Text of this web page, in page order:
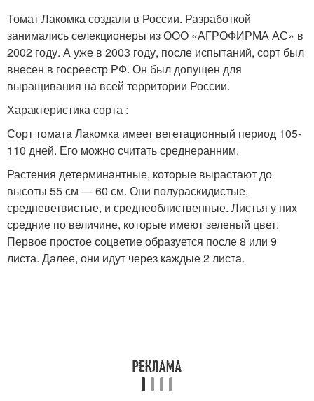
Томат Лакомка создали в России. Разработкой
занимались селекционеры из ООО «АГРОФИРМА АС» в
2002 году. А уже в 2003 году, после испытаний, сорт был
внесен в госреестр РФ. Он был допущен для
выращивания на всей территории России.
Характеристика сорта :
Сорт томата Лакомка имеет вегетационный период 105-
110 дней. Его можно считать среднеранним.
Растения детерминантные, которые вырастают до
высоты 55 см — 60 см. Они полураскидистые,
средневетвистые, и среднеоблиственные. Листья у них
средние по величине, которые имеют зеленый цвет.
Первое простое соцветие образуется после 8 или 9
листа. Далее, они идут через каждые 2 листа.